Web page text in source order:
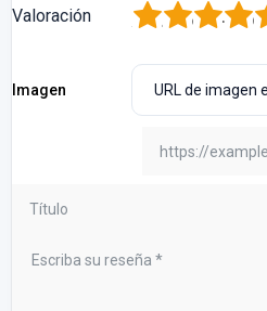
Valoración 5
4
3
2
Imagen